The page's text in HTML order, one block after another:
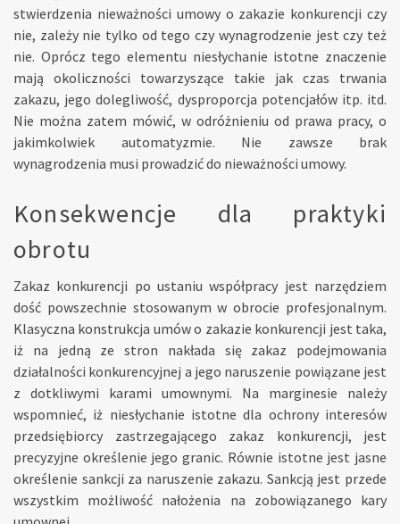
stwierdzenia nieważności umowy o zakazie konkurencji czy
nie, zależy nie tylko od tego czy wynagrodzenie jest czy też
nie. Oprócz tego elementu niesłychanie istotne znaczenie
mają okoliczności towarzyszące takie jak czas trwania
zakazu, jego dolegliwość, dysproporcja potencjałów itp. itd.
Nie można zatem mówić, w odróżnieniu od prawa pracy, o
jakimkolwiek automatyzmie. Nie zawsze brak
wynagrodzenia musi prowadzić do nieważności umowy.
Konsekwencje dla praktyki
obrotu
Zakaz konkurencji po ustaniu współpracy jest narzędziem
dość powszechnie stosowanym w obrocie profesjonalnym.
Klasyczna konstrukcja umów o zakazie konkurencji jest taka,
iż na jedną ze stron nakłada się zakaz podejmowania
działalności konkurencyjnej a jego naruszenie powiązane jest
z dotkliwymi karami umownymi. Na marginesie należy
wspomnieć, iż niesłychanie istotne dla ochrony interesów
przedsiębiorcy zastrzegającego zakaz konkurencji, jest
precyzyjne określenie jego granic. Równie istotne jest jasne
określenie sankcji za naruszenie zakazu. Sankcją jest przede
wszystkim możliwość nałożenia na zobowiązanego kary